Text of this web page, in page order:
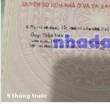
5 tháng trước